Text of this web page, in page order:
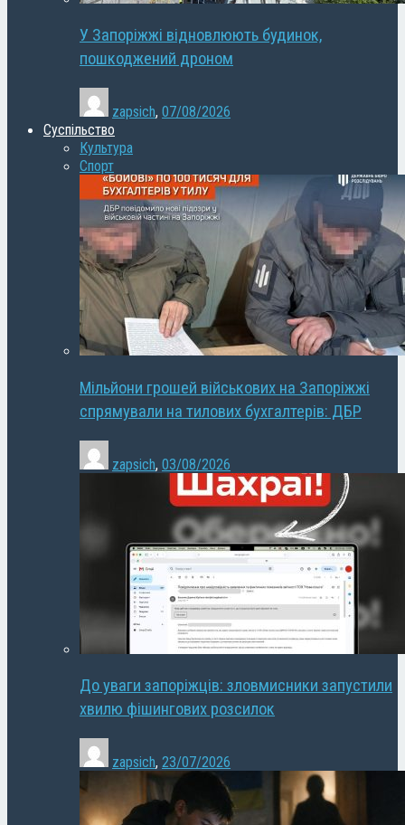
У Запоріжжі відновлюють будинок,
пошкоджений дроном
zapsich, 07/08/2026
Суспільство
Культура
Спорт
Мільйони грошей військових на Запоріжжі
спрямували на тилових бухгалтерів: ДБР
zapsich, 03/08/2026
До уваги запоріжців: зловмисники запустили
хвилю фішингових розсилок
zapsich, 23/07/2026